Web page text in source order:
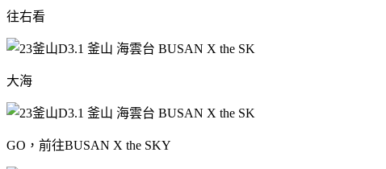
往右看
大海
GO，前往BUSAN X the SKY